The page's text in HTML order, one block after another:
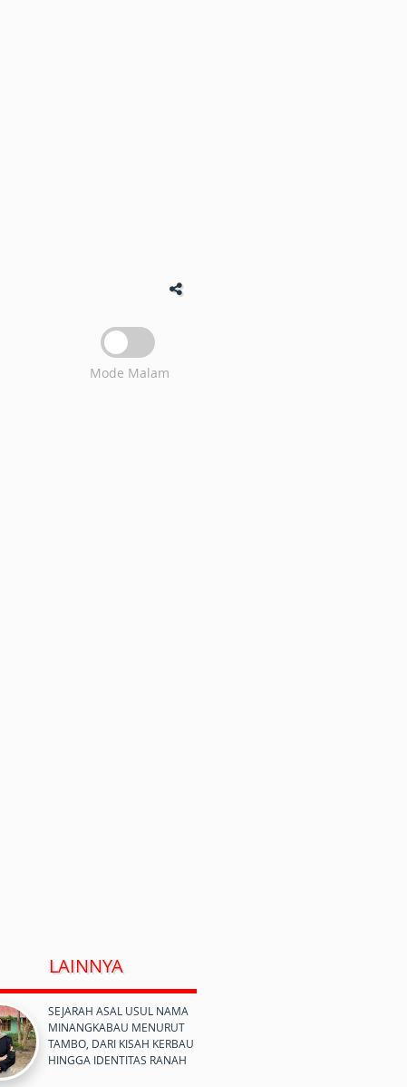
Mode Malam
LAINNYA
SEJARAH ASAL USUL NAMA
MINANGKABAU MENURUT
TAMBO, DARI KISAH KERBAU
HINGGA IDENTITAS RANAH